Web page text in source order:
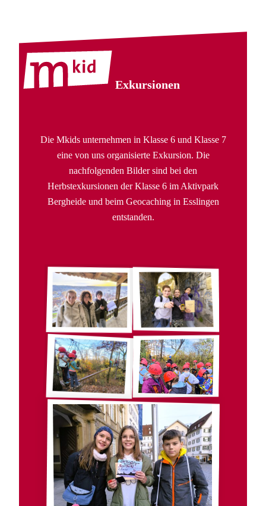
Exkursionen
Die Mkids unternehmen in Klasse 6 und Klasse 7
eine von uns organisierte Exkursion. Die
nachfolgenden Bilder sind bei den
Herbstexkursionen der Klasse 6 im Aktivpark
Bergheide und beim Geocaching in Esslingen
entstanden.